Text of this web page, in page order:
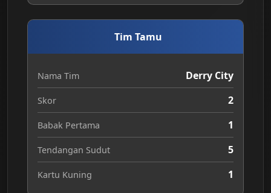
Tim Tamu
Nama Tim Derry City
Skor 2
Babak Pertama 1
Tendangan Sudut 5
Kartu Kuning 1